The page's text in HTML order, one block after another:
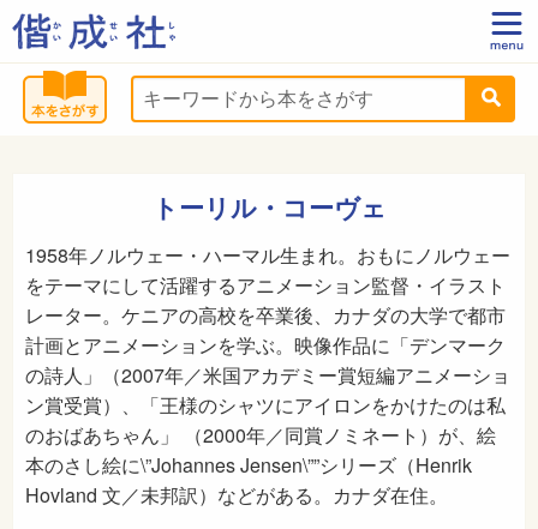
トーリル・コーヴェ
1958年ノルウェー・ハーマル生まれ。おもにノルウェー
をテーマにして活躍するアニメーション監督・イラスト
レーター。ケニアの高校を卒業後、カナダの大学で都市
計画とアニメーションを学ぶ。映像作品に「デンマーク
の詩人」（2007年／米国アカデミー賞短編アニメーショ
ン賞受賞）、「王様のシャツにアイロンをかけたのは私
のおばあちゃん」 （2000年／同賞ノミネート）が、絵
本のさし絵に\”Johannes Jensen\””シリーズ（Henrik
Hovland 文／未邦訳）などがある。カナダ在住。